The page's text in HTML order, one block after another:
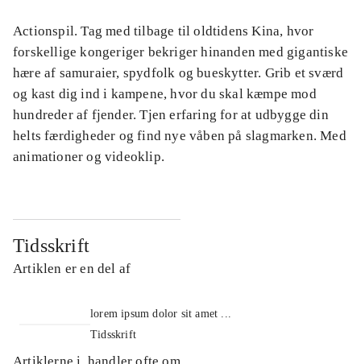
Actionspil. Tag med tilbage til oldtidens Kina, hvor
forskellige kongeriger bekriger hinanden med gigantiske
hære af samuraier, spydfolk og bueskytter. Grib et sværd
og kast dig ind i kampene, hvor du skal kæmpe mod
hundreder af fjender. Tjen erfaring for at udbygge din
helts færdigheder og find nye våben på slagmarken. Med
animationer og videoklip.
Tidsskrift
Artiklen er en del af
lorem ipsum dolor sit amet ...
Tidsskrift